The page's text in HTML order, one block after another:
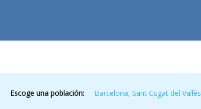
Escoge una población: Barcelona,Sant Cugat del Vallès